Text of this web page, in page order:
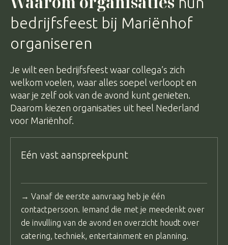
bedrijfsfeest bij Mariënhof
organiseren
Je wilt een bedrijfsfeest waar collega’s zich
welkom voelen, waar alles soepel verloopt en
waar je zelf ook van de avond kunt genieten.
Daarom kiezen organisaties uit heel Nederland
voor Mariënhof.
Eén vast aanspreekpunt
→ Vanaf de eerste aanvraag heb je één
contactpersoon. Iemand die met je meedenkt over
de invulling van de avond en overzicht houdt over
catering, techniek, entertainment en planning.